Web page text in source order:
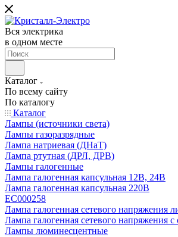
Вся электрика
в одном месте
Каталог
По всему сайту
По каталогу
Каталог
Лампы (источники света)
Лампы газоразрядные
Лампа натриевая (ДНаТ)
Лампа ртутная (ДРЛ, ДРВ)
Лампы галогенные
Лампа галогенная капсульная 12В, 24В
Лампа галогенная капсульная 220В
EC000258
Лампа галогенная сетевого напряжения
Лампа галогенная сетевого напряжения с
Лампы люминесцентные